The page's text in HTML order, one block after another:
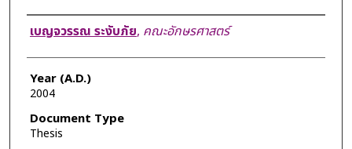
Author
เบญจวรรณ ระงับภัย, คณะอักษรศาสตร์
Year (A.D.)
2004
Document Type
Thesis